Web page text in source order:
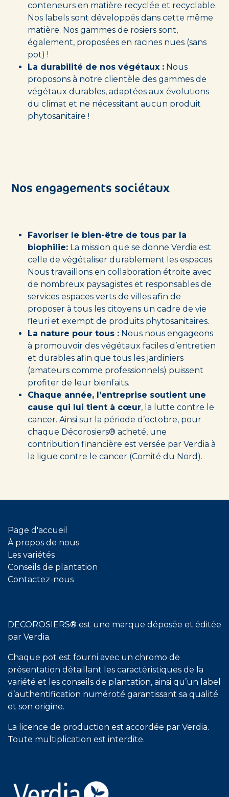
conteneurs en matière recyclée et recyclable.
Nos labels sont développés dans cette même
matière. Nos gammes de rosiers sont,
également, proposées en racines nues (sans
pot) !
La durabilité de nos végétaux : Nous
proposons à notre clientèle des gammes de
végétaux durables, adaptées aux évolutions
du climat et ne nécessitant aucun produit
phytosanitaire !
Nos engagements sociétaux
Favoriser le bien-être de tous par la
biophilie: La mission que se donne Verdia est
celle de végétaliser durablement les espaces.
Nous travaillons en collaboration étroite avec
de nombreux paysagistes et responsables de
services espaces verts de villes afin de
proposer à tous les citoyens un cadre de vie
fleuri et exempt de produits phytosanitaires.
La nature pour tous : Nous nous engageons
à promouvoir des végétaux faciles d’entretien
et durables afin que tous les jardiniers
(amateurs comme professionnels) puissent
profiter de leur bienfaits.
Chaque année, l’entreprise soutient une
cause qui lui tient à cœur, la lutte contre le
cancer. Ainsi sur la période d’octobre, pour
chaque Décorosiers® acheté, une
contribution financière est versée par Verdia à
la ligue contre le cancer (Comité du Nord).
Page d'accueil
À propos de nous
Les variétés
Conseils de plantation
Contactez-nous
DECOROSIERS® est une marque déposée et éditée
par Verdia.
Chaque pot est fourni avec un chromo de
présentation détaillant les caractéristiques de la
variété et les conseils de plantation, ainsi qu’un label
d’authentification numéroté garantissant sa qualité
et son origine.
La licence de production est accordée par Verdia.
Toute multiplication est interdite.